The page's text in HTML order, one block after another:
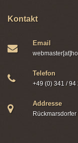
Kontakt
Email
Telefon
+49 (0) 341 / 94
Addresse